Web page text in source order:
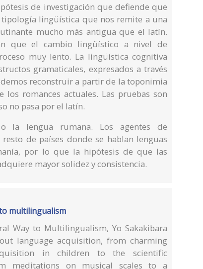
de investigación que defiende que
lingüística que nos remite a una
mucho más antigua que el latín.
que el cambio lingüístico a nivel de
muy lento. La lingüística cognitiva
gramaticales, expresados a través
reconstruir a partir de la toponimia
romances actuales. Las pruebas son
no pasa por el latín.
la lengua rumana. Los agentes de
de países donde se hablan lenguas
por lo que la hipótesis de que las
mayor solidez y consistencia.
multilingualism
Way to Multilingualism, Yo Sakakibara
language acquisition, from charming
in children to the scientific
meditations on musical scales to a